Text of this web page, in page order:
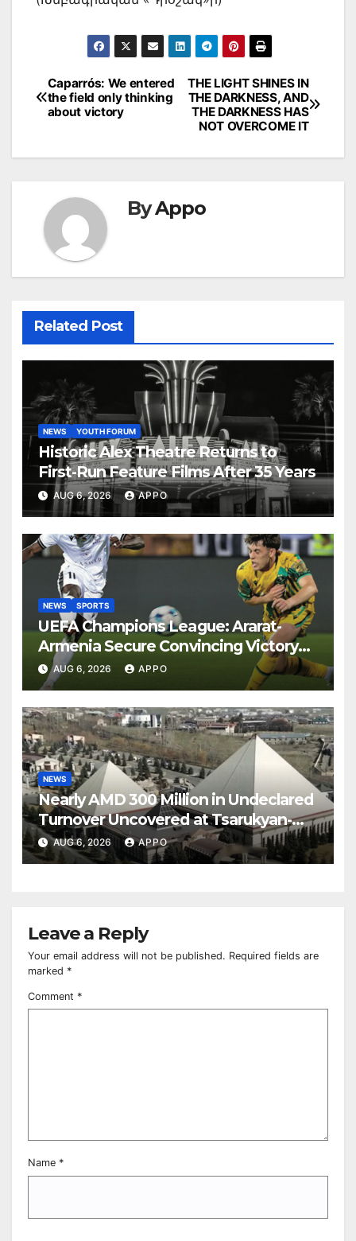
Post
navigation
THE LIGHT SHINES IN
THE DARKNESS, AND
THE DARKNESS HAS
NOT OVERCOME IT
Caparrós: We entered
the field only thinking
about victory
ByAppo
Related Post
NEWS YOUTH FORUM
Historic Alex Theatre Returns to
First-Run Feature Films After 35 Years
AUG 6, 2026 APPO
NEWS SPORTS
UEFA Champions League: Ararat-
Armenia Secure Convincing Victory
Over Shamrock Rovers 2-0
AUG 6, 2026 APPO
NEWS
Nearly AMD 300 Million in Undeclared
Turnover Uncovered at Tsarukyan-
Owned Entertainment Center
AUG 6, 2026 APPO
Leave a Reply
Your email address will not be published. Required fields are
marked *
Comment *
Name *